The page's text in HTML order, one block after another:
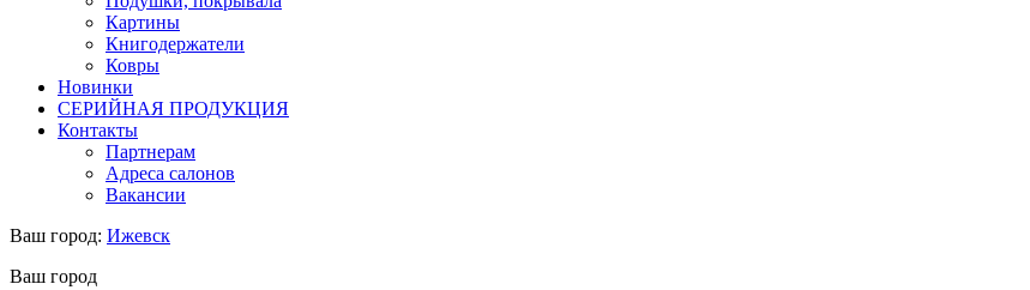
Картины
Книгодержатели
Ковры
Новинки
СЕРИЙНАЯ ПРОДУКЦИЯ
Контакты
Партнерам
Адреса салонов
Вакансии
Ваш город: Ижевск
Ваш город